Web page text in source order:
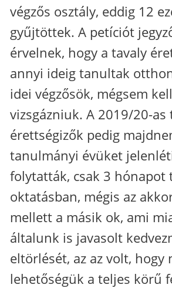
végzős osztály, eddig 12
gyűjtöttek. A petíciót
érvelnek, hogy a tavaly
annyi ideig tanultak
idei végzősök, mégsem
vizsgázniuk. A 2019/20-as
érettségizők pedig
tanulmányi évüket
folytatták, csak 3
oktatásban, mégis az
mellett a másik ok, ami
általunk is javasolt
eltörlését, az az volt, hogy
lehetőségük a teljes körű